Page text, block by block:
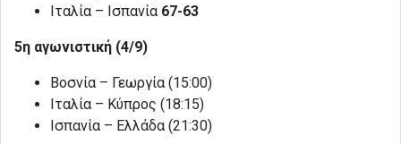
Ιταλία – Ισπανία 67-63
5η αγωνιστική (4/9)
Βοσνία – Γεωργία (15:00)
Ιταλία – Κύπρος (18:15)
Ισπανία – Ελλάδα (21:30)